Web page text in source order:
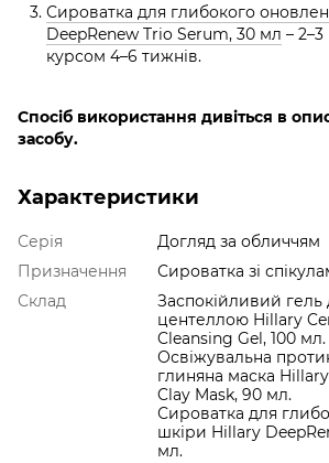
Сироватка для глибокого
DeepRenew Trio Serum, 30 мл –
курсом 4–6 тижнів.
Спосіб використання дивіться в
засобу.
Характеристики
Серія
Догляд за обличчям
Призначення
Сироватка зі
Склад
Заспокійливий
центеллою Hillary
Cleansing Gel, 100 мл.
Освіжувальна
глиняна маска
Clay Mask, 90 мл.
Сироватка для
шкіри Hillary
мл.